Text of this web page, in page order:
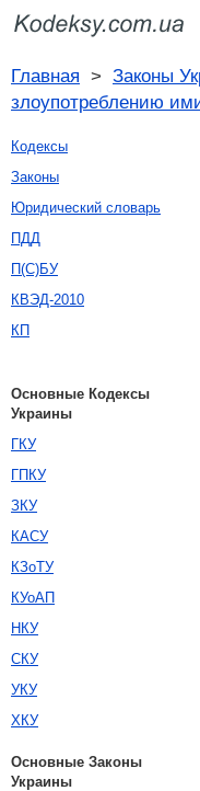
Главная > Законы
злоупотреблению
Кодексы
Законы
Юридический словарь
ПДД
П(С)БУ
КВЭД-2010
КП
Основные Кодексы
Украины
ГКУ
ГПКУ
ЗКУ
КАСУ
КЗоТУ
КУоАП
НКУ
СКУ
УКУ
ХКУ
Основные Законы
Украины